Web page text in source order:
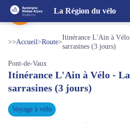
La Région du vélo
Voir
>>Accueil>Route>
Itinérance L'Ain à Vélo
sarrasines (3 jours)
Pont-de-Vaux
Itinérance L'Ain à Vélo - La
sarrasines (3 jours)
Voyage à vélo